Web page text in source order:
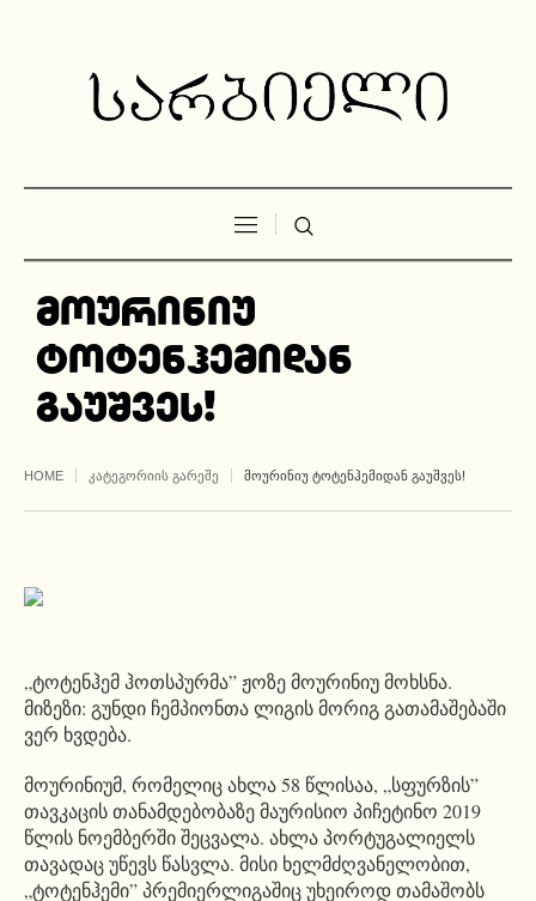
მოურინიუ
ტოტენჰემიდან
გაუშვეს!
HOME ᲙᲐᲢᲔᲒᲝᲠᲘᲘᲡ ᲒᲐᲠᲔᲨᲔ ᲛᲝᲣᲠᲘᲜᲘᲣ ᲢᲝᲢᲔᲜᲰᲔᲛᲘᲓᲐᲜ ᲒᲐᲣᲨᲕᲔᲡ!
„ტოტენჰემ ჰოთსპურმა” ჟოზე მოურინიუ მოხსნა.
მიზეზი: გუნდი ჩემპიონთა ლიგის მორიგ გათამაშებაში
ვერ ხვდება.
მოურინიუმ, რომელიც ახლა 58 წლისაა, „სფურზის”
თავკაცის თანამდებობაზე მაურისიო პიჩეტინო 2019
წლის ნოემბერში შეცვალა. ახლა პორტუგალიელს
თავადაც უწევს წასვლა. მისი ხელმძღვანელობით,
„ტოტენჰემი” პრემიერლიგაშიც უხეიროდ თამაშობს